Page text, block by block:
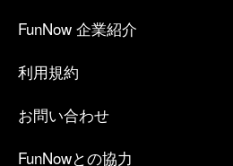
FunNow 企業紹介
利用規約
お問い合わせ
FunNowとの協力